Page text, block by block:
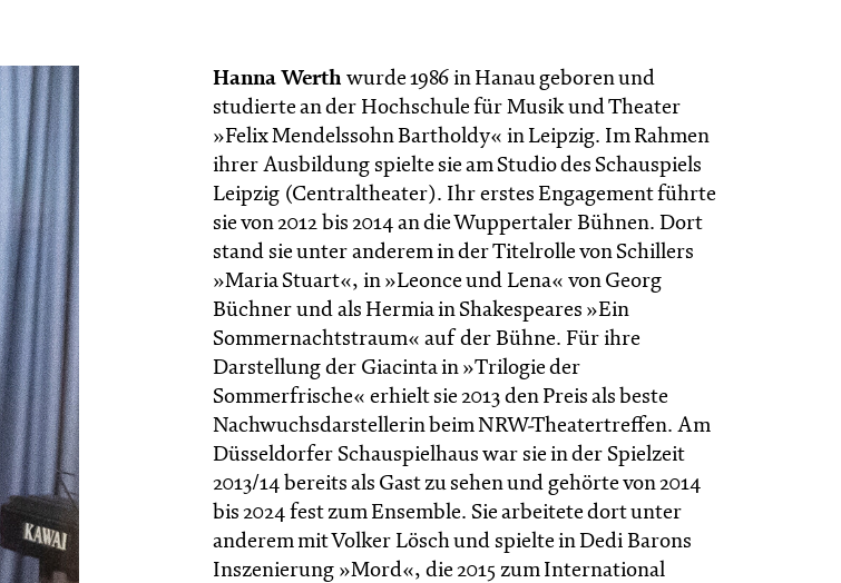
Hanna Werthwurde 1986 in Hanau geboren und
studierte an der Hochschule für Musik und Theater
»Felix Mendelssohn Bartholdy« in Leipzig. Im Rahmen
ihrer Ausbildung spielte sie am Studio des Schauspiels
Leipzig (Centraltheater). Ihr erstes Engagement führte
sie von 2012 bis 2014 an die Wuppertaler Bühnen. Dort
stand sie unter anderem in der Titelrolle von Schillers
»Maria Stuart«, in »Leonce und Lena« von Georg
Büchner und als Hermia in Shakespeares »Ein
Sommernachtstraum« auf der Bühne. Für ihre
Darstellung der Giacinta in »Trilogie der
Sommerfrische« erhielt sie 2013 den Preis als beste
Nachwuchsdarstellerin beim NRW-Theatertreffen. Am
Düsseldorfer Schauspielhaus war sie in der Spielzeit
2013/14 bereits als Gast zu sehen und gehörte von 2014
bis 2024 fest zum Ensemble. Sie arbeitete dort unter
anderem mit Volker Lösch und spielte in Dedi Barons
Inszenierung »Mord«, die 2015 zum International